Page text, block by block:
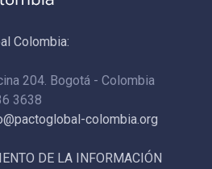
Colombia:
204. Bogotá - Colombia
3638
colombia.org
DE LA INFORMACIÓN